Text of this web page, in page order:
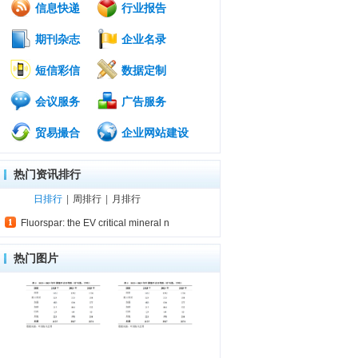
信息快递 行业报告
期刊杂志 企业名录
短信彩信 数据定制
会议服务 广告服务
贸易撮合 企业网站建设
热门资讯排行
日排行 周排行 月排行
Fluorspar: the EV critical mineral n
热门图片